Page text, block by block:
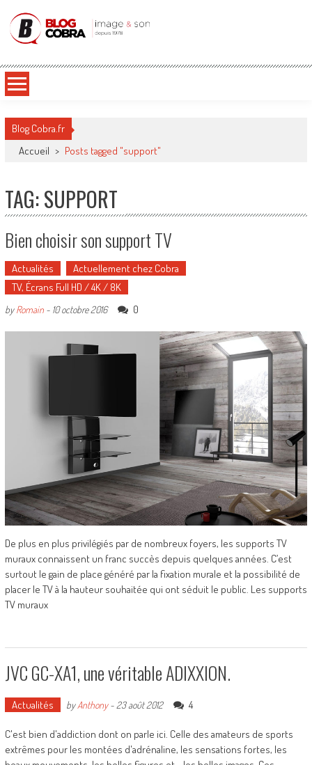
Blog Cobra
Blog Cobra.fr
Accueil > Posts tagged "support"
TAG: SUPPORT
Bien choisir son support TV
Actualités
Actuellement chez Cobra
TV, Écrans Full HD / 4K / 8K
byRomain- 10 octobre 2016 0
De plus en plus privilégiés par de nombreux foyers, les supports TV
muraux connaissent un franc succès depuis quelques années. C’est
surtout le gain de place généré par la fixation murale et la possibilité de
placer le TV à la hauteur souhaitée qui ont séduit le public. Les supports
TV muraux
JVC GC-XA1, une véritable ADIXXION.
Actualités byAnthony- 23 août 2012 4
C'est bien d'addiction dont on parle ici. Celle des amateurs de sports
extrêmes pour les montées d'adrénaline, les sensations fortes, les